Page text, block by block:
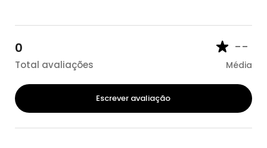
0
Total avaliações
--
Média
Escrever avaliação